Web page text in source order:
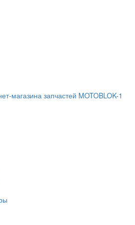
магазина запчастей MOTOBLOK-1